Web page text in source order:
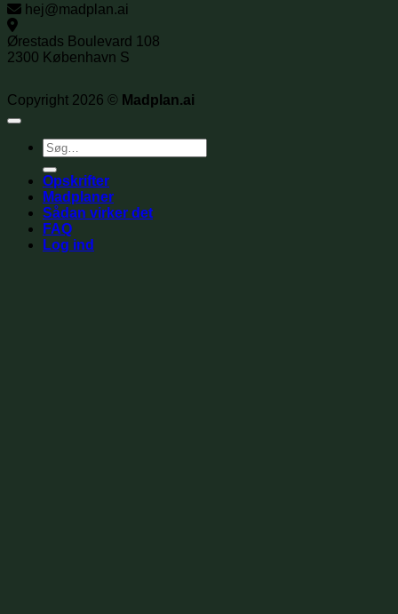
hej@madplan.ai
Ørestads Boulevard 108
2300 København S
Copyright 2026 © Madplan.ai
Søg
efter:
Opskrifter
Madplaner
Sådan virker det
FAQ
Log ind